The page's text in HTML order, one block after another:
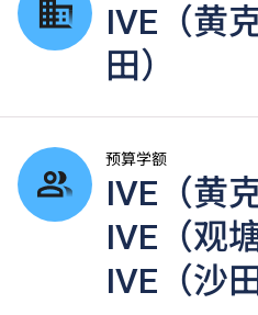
IVE（黄
田）
预算学额
IVE（黄
IVE（观
IVE（沙